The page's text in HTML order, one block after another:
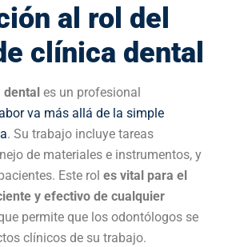
al rol del
clínica dental
dental es un profesional
va más allá de la simple
. Su trabajo incluye tareas
de materiales e instrumentos, y
Este rol es vital para el
y efectivo de cualquier
permite que los odontólogos se
clínicos de su trabajo.